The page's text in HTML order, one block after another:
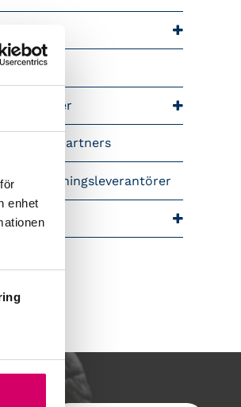
enhet
våra Srf Partners
utbildningsleverantörer